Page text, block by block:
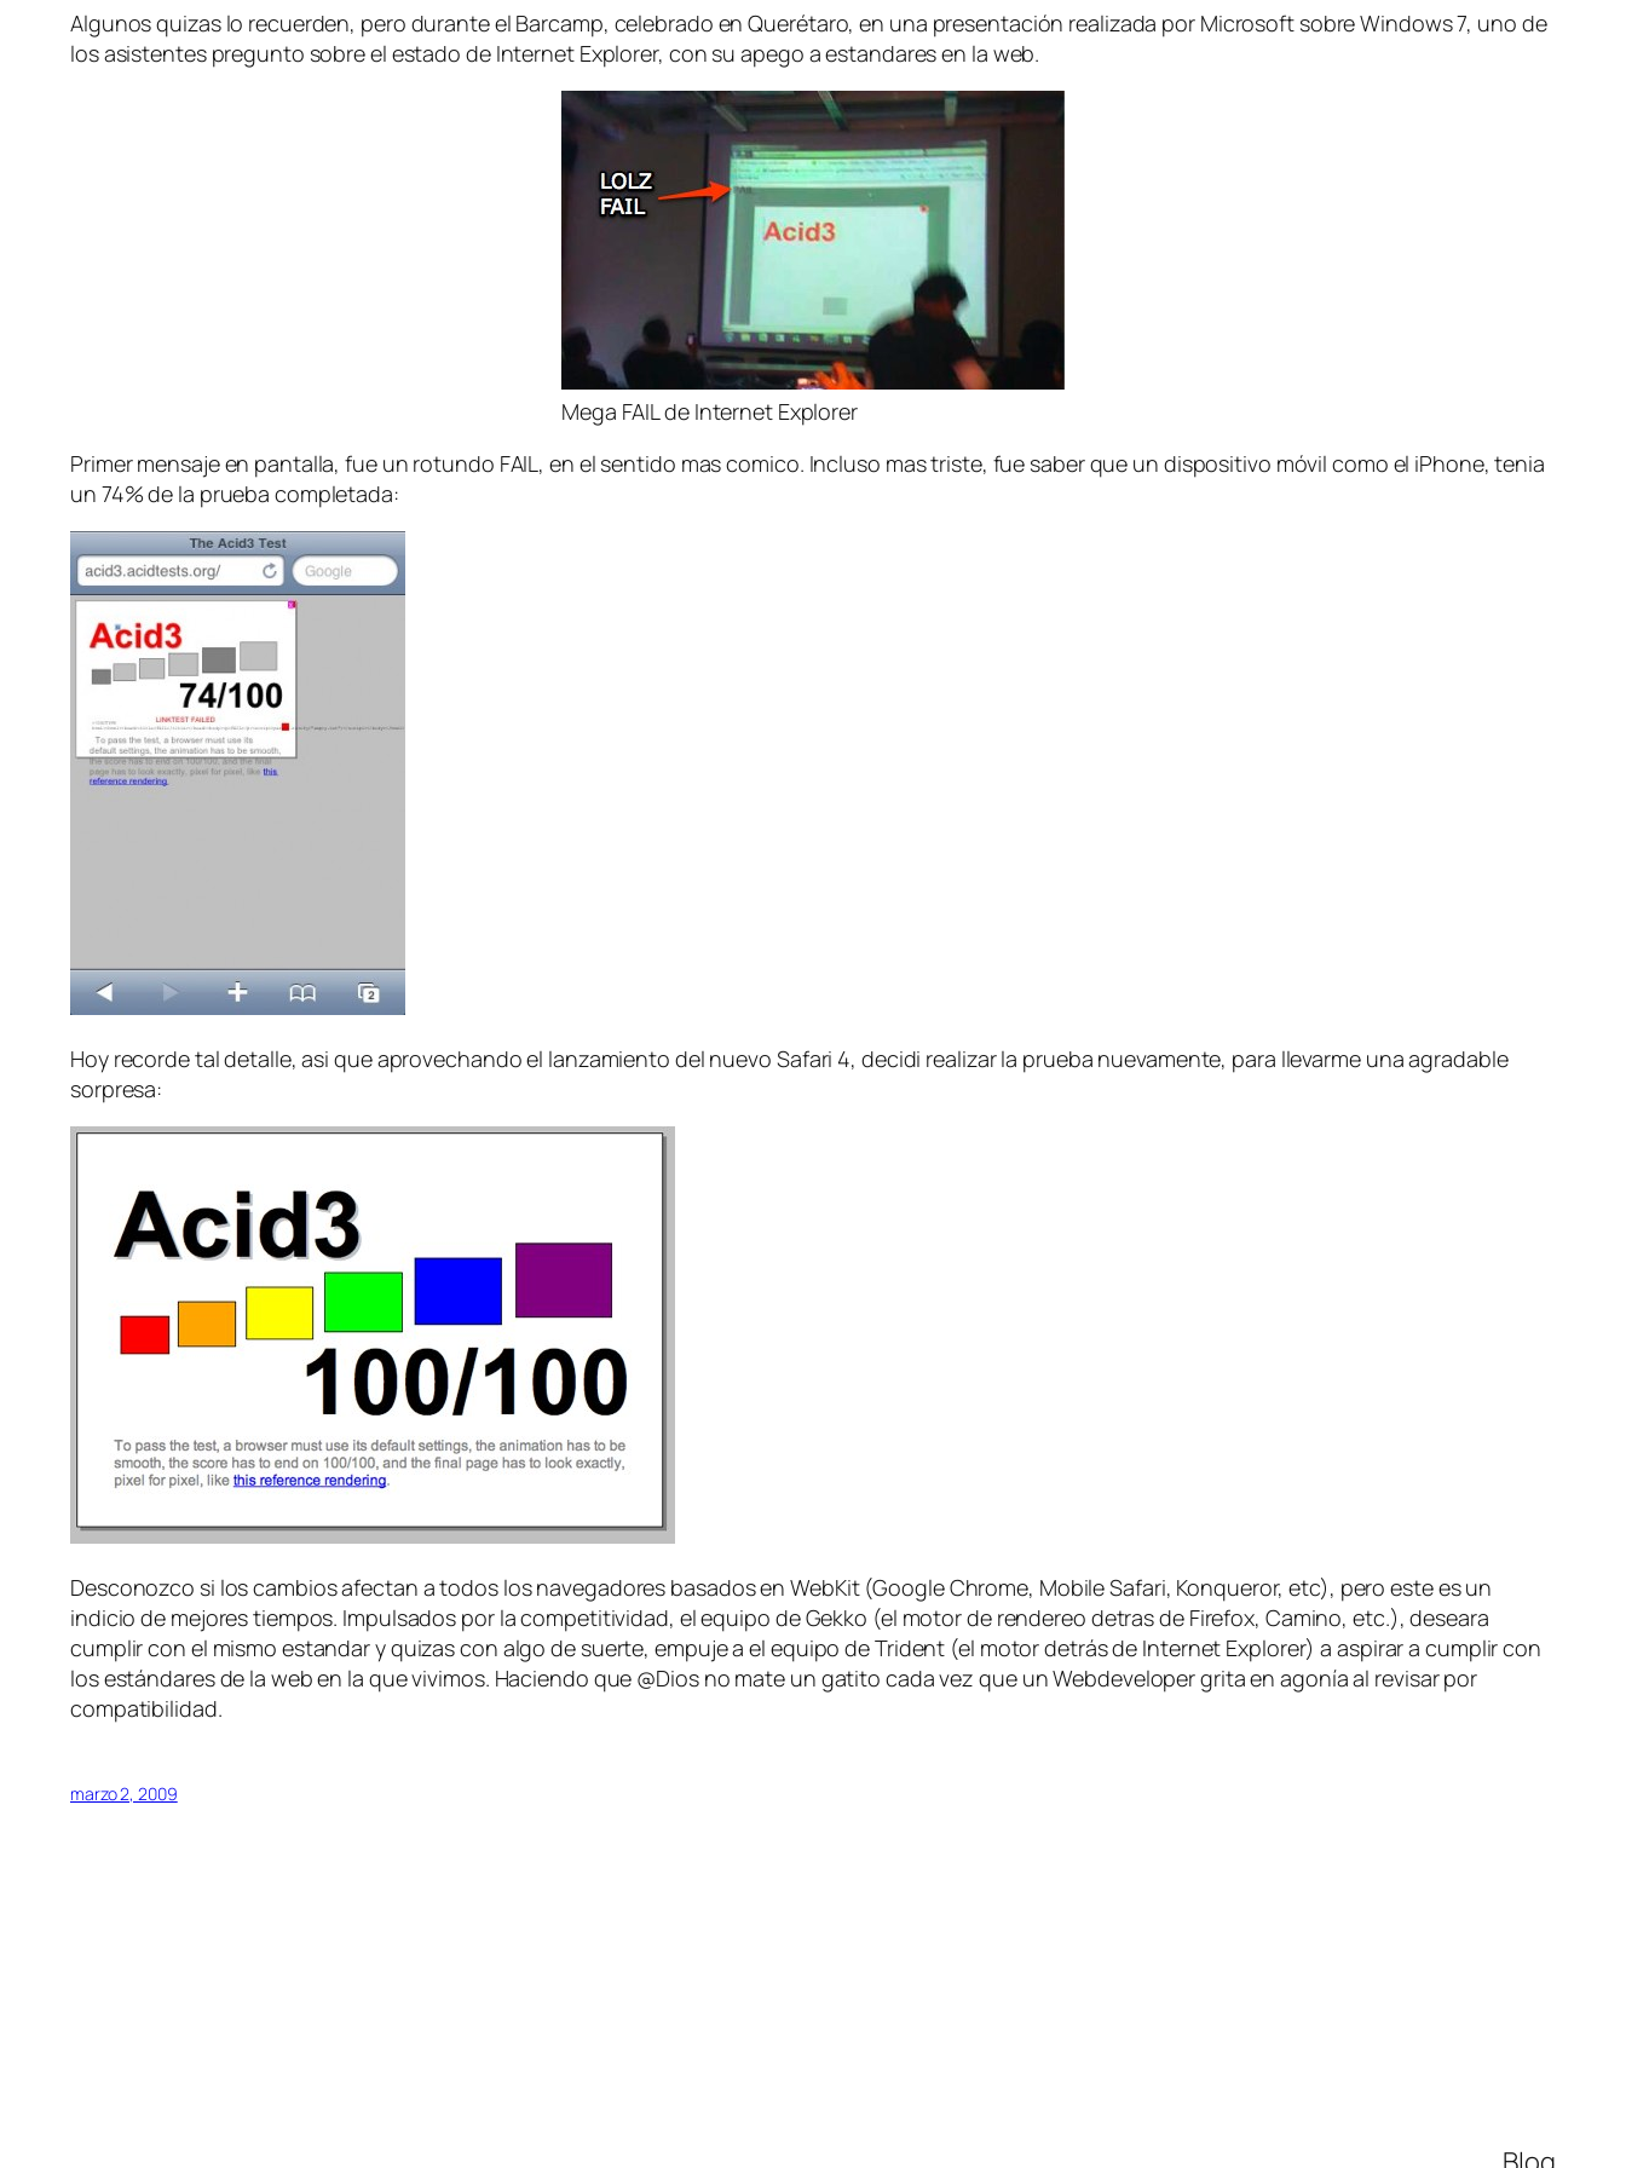
Algunos quizas lo recuerden, pero durante el Barcamp, celebrado en Querétaro, en una presentación realizada por Microsoft sobre Windows 7, uno de
los asistentes pregunto sobre el estado de Internet Explorer, con su apego a estandares en la web.
Mega FAIL de Internet Explorer
Primer mensaje en pantalla, fue un rotundo FAIL, en el sentido mas comico. Incluso mas triste, fue saber que un dispositivo móvil como el iPhone, tenia
un 74% de la prueba completada:
Hoy recorde tal detalle, asi que aprovechando el lanzamiento del nuevo Safari 4, decidi realizar la prueba nuevamente, para llevarme una agradable
sorpresa:
Desconozco si los cambios afectan a todos los navegadores basados en WebKit (Google Chrome, Mobile Safari, Konqueror, etc), pero este es un
indicio de mejores tiempos. Impulsados por la competitividad, el equipo de Gekko (el motor de rendereo detras de Firefox, Camino, etc.), deseara
cumplir con el mismo estandar y quizas con algo de suerte, empuje a el equipo de Trident (el motor detrás de Internet Explorer) a aspirar a cumplir con
los estándares de la web en la que vivimos. Haciendo que @Dios no mate un gatito cada vez que un Webdeveloper grita en agonía al revisar por
compatibilidad.
marzo 2, 2009